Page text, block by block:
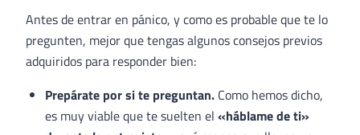
Antes de entrar en pánico, y como es probable que te lo
pregunten, mejor que tengas algunos consejos previos
adquiridos para responder bien:
Prepárate por si te preguntan. Como hemos dicho,
es muy viable que te suelten el «háblame de ti»